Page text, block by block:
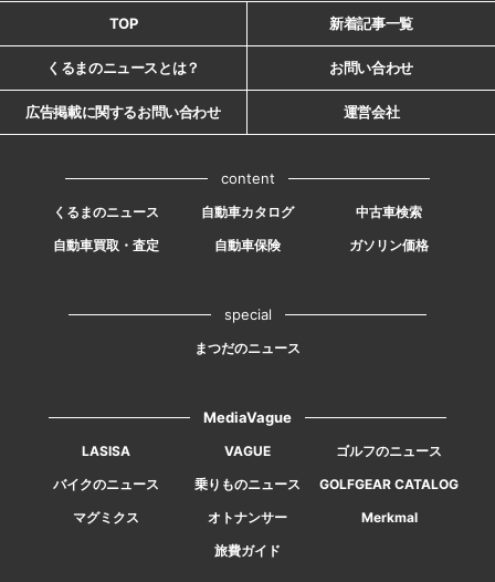
TOP 新着記事一覧
くるまのニュースとは？ お問い合わせ
広告掲載に関するお問い合わせ 運営会社
content
くるまのニュース 自動車カタログ
中古車検索
自動車買取・査定
自動車保険 ガソリン価格
special
まつだのニュース
MediaVague
LASISA VAGUE
ゴルフのニュース
バイクのニュース
乗りものニュース
GOLFGEAR CATALOG
マグミクス
オトナンサー
Merkmal
旅費ガイド